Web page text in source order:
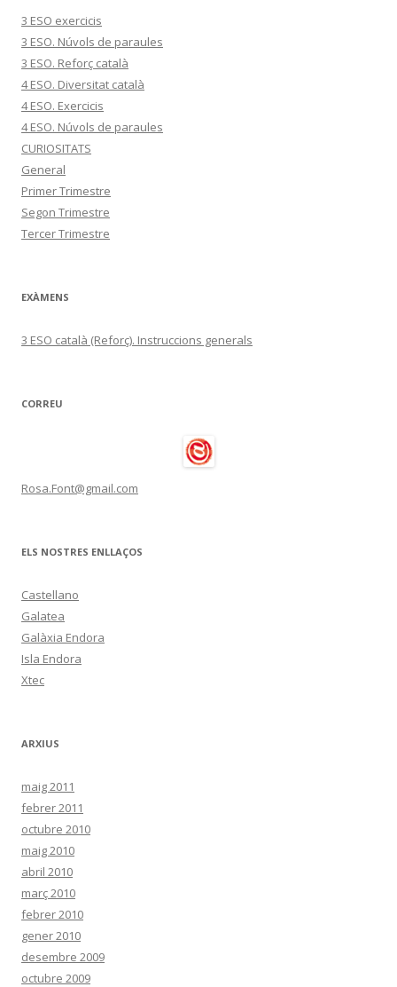
3 ESO exercicis
3 ESO. Núvols de paraules
3 ESO. Reforç català
4 ESO. Diversitat català
4 ESO. Exercicis
4 ESO. Núvols de paraules
CURIOSITATS
General
Primer Trimestre
Segon Trimestre
Tercer Trimestre
EXÀMENS
3 ESO català (Reforç). Instruccions generals
CORREU
Rosa.Font@gmail.com
ELS NOSTRES ENLLAÇOS
Castellano
Galatea
Galàxia Endora
Isla Endora
Xtec
ARXIUS
maig 2011
febrer 2011
octubre 2010
maig 2010
abril 2010
març 2010
febrer 2010
gener 2010
desembre 2009
octubre 2009